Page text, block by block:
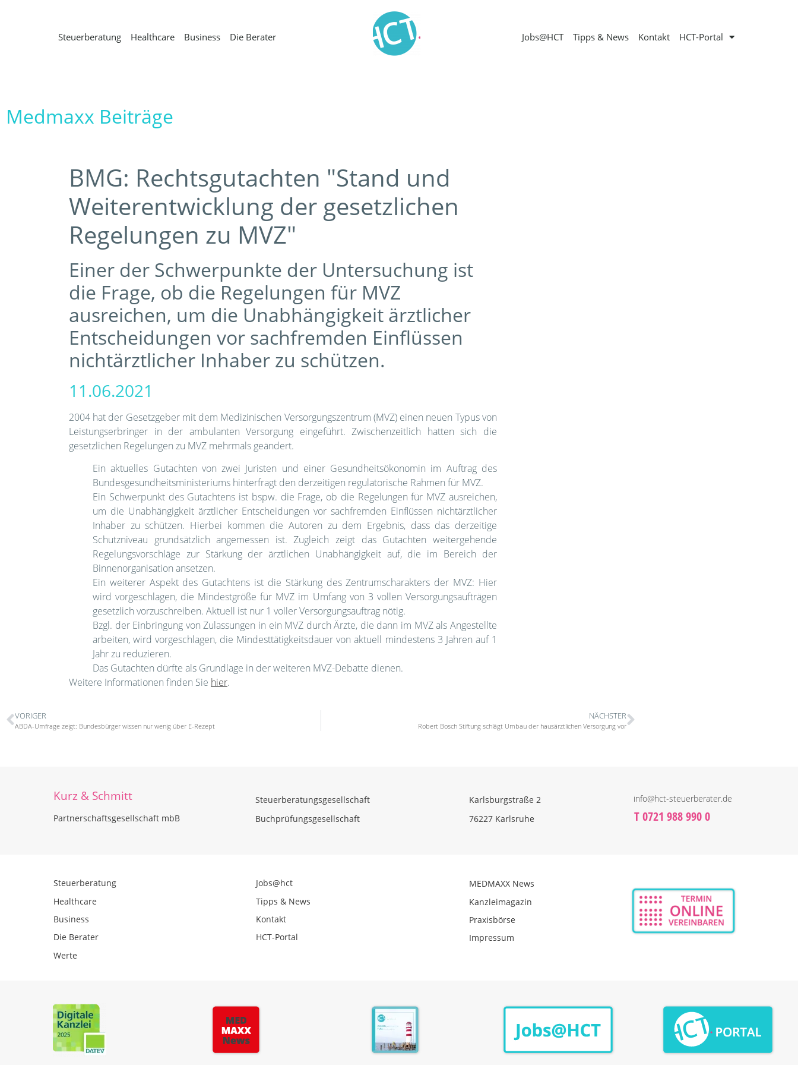
Steuerberatung Healthcare Business Die Berater Jobs@HCT Tipps & News Kontakt HCT-Portal
Medmaxx Beiträge
BMG: Rechtsgutachten "Stand und
Weiterentwicklung der gesetzlichen
Regelungen zu MVZ"
Einer der Schwerpunkte der Untersuchung ist
die Frage, ob die Regelungen für MVZ
ausreichen, um die Unabhängigkeit ärztlicher
Entscheidungen vor sachfremden Einflüssen
nichtärztlicher Inhaber zu schützen.
11.06.2021
2004 hat der Gesetzgeber mit dem Medizinischen Versorgungszentrum (MVZ) einen neuen Typus von
Leistungserbringer in der ambulanten Versorgung eingeführt. Zwischenzeitlich hatten sich die
gesetzlichen Regelungen zu MVZ mehrmals geändert.
Ein aktuelles Gutachten von zwei Juristen und einer Gesundheitsökonomin im Auftrag des
Bundesgesundheitsministeriums hinterfragt den derzeitigen regulatorische Rahmen für MVZ.
Ein Schwerpunkt des Gutachtens ist bspw. die Frage, ob die Regelungen für MVZ ausreichen,
um die Unabhängigkeit ärztlicher Entscheidungen vor sachfremden Einflüssen nichtärztlicher
Inhaber zu schützen. Hierbei kommen die Autoren zu dem Ergebnis, dass das derzeitige
Schutzniveau grundsätzlich angemessen ist. Zugleich zeigt das Gutachten weitergehende
Regelungsvorschläge zur Stärkung der ärztlichen Unabhängigkeit auf, die im Bereich der
Binnenorganisation ansetzen.
Ein weiterer Aspekt des Gutachtens ist die Stärkung des Zentrumscharakters der MVZ: Hier
wird vorgeschlagen, die Mindestgröße für MVZ im Umfang von 3 vollen Versorgungsaufträgen
gesetzlich vorzuschreiben. Aktuell ist nur 1 voller Versorgungsauftrag nötig.
Bzgl. der Einbringung von Zulassungen in ein MVZ durch Ärzte, die dann im MVZ als Angestellte
arbeiten, wird vorgeschlagen, die Mindesttätigkeitsdauer von aktuell mindestens 3 Jahren auf 1
Jahr zu reduzieren.
Das Gutachten dürfte als Grundlage in der weiteren MVZ-Debatte dienen.
Weitere Informationen finden Sie hier.
VORIGER
ABDA-Umfrage zeigt: Bundesbürger wissen nur wenig über E-Rezept
NÄCHSTER
Robert Bosch Stiftung schlägt Umbau der hausärztlichen Versorgung vor
Kurz & Schmitt
Partnerschaftsgesellschaft mbB
Steuerberatungsgesellschaft
Buchprüfungsgesellschaft
Karlsburgstraße 2
76227 Karlsruhe
info@hct-steuerberater.de
T 0721 988 990 0
Steuerberatung
Healthcare
Business
Die Berater
Werte
Jobs@hct
Tipps & News
Kontakt
HCT-Portal
MEDMAXX News
Kanzleimagazin
Praxisbörse
Impressum